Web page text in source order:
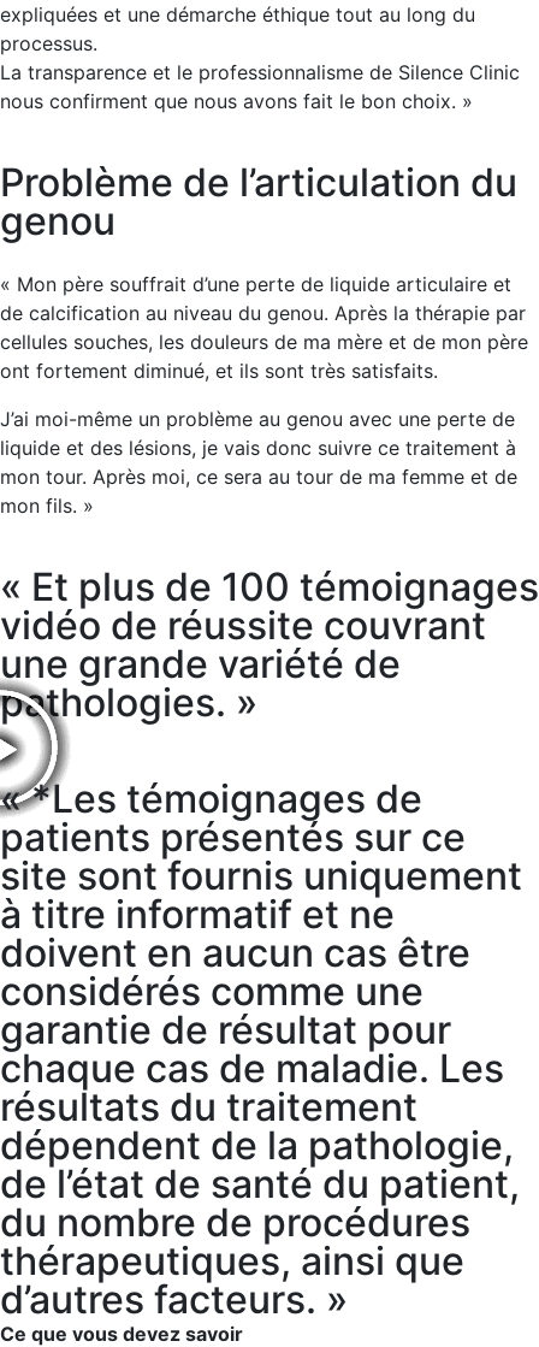
expliquées et une démarche éthique tout au long du
processus.
La transparence et le professionnalisme de Silence Clinic
nous confirment que nous avons fait le bon choix. »
Problème de l’articulation du
genou
« Mon père souffrait d’une perte de liquide articulaire et
de calcification au niveau du genou. Après la thérapie par
cellules souches, les douleurs de ma mère et de mon père
ont fortement diminué, et ils sont très satisfaits.
J’ai moi-même un problème au genou avec une perte de
liquide et des lésions, je vais donc suivre ce traitement à
mon tour. Après moi, ce sera au tour de ma femme et de
mon fils. »
« Et plus de 100 témoignages
vidéo de réussite couvrant
une grande variété de
pathologies. »
« *Les témoignages de
patients présentés sur ce
site sont fournis uniquement
à titre informatif et ne
doivent en aucun cas être
considérés comme une
garantie de résultat pour
chaque cas de maladie. Les
résultats du traitement
dépendent de la pathologie,
de l’état de santé du patient,
du nombre de procédures
thérapeutiques, ainsi que
d’autres facteurs. »
Ce que vous devez savoir